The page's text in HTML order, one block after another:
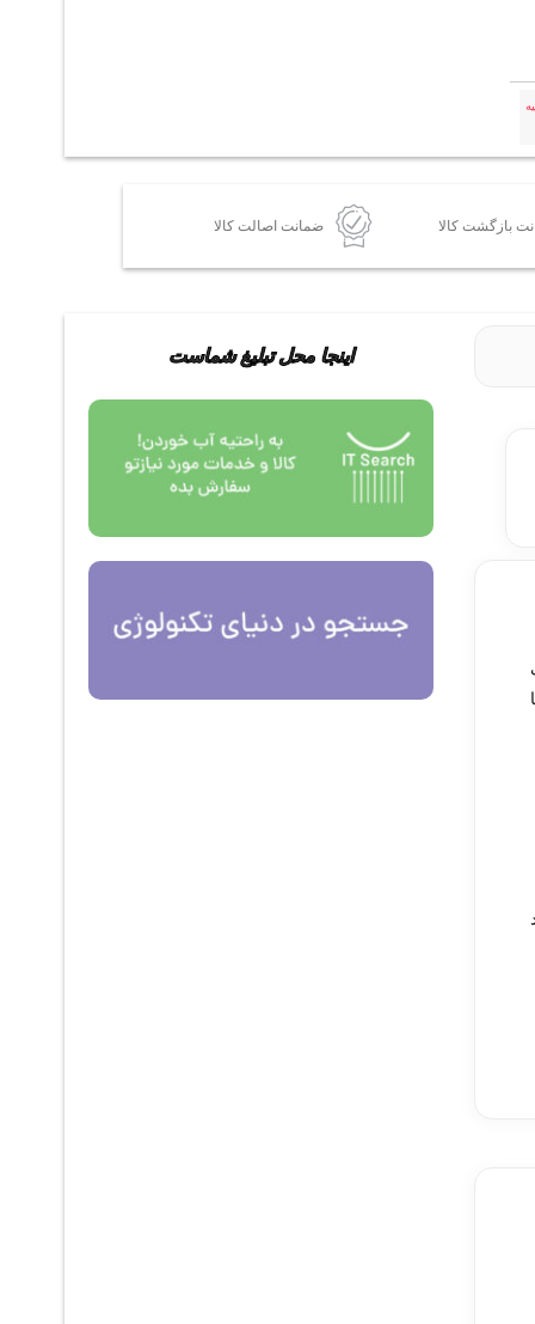
ضمانت اصالت کالا
اینجا محل تبلیغ شماست